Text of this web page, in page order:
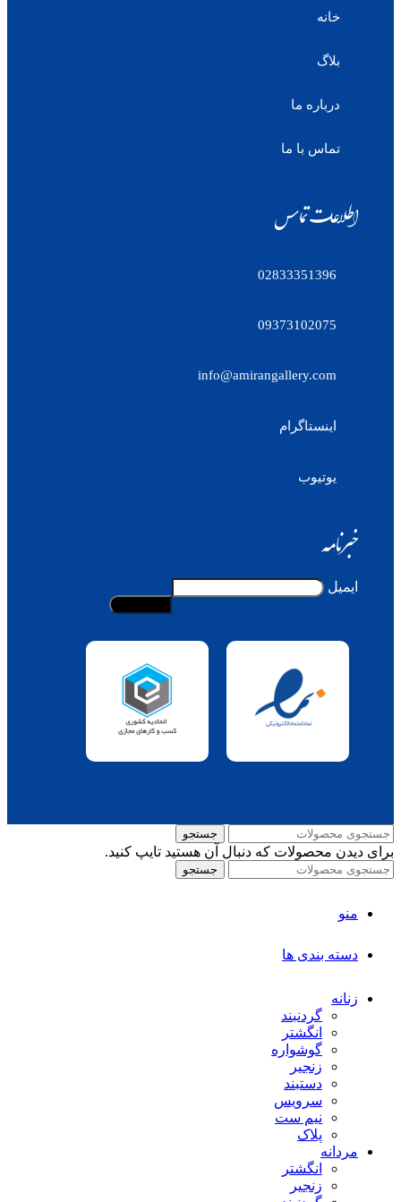
خانه
بلاگ
درباره ما
تماس با ما
اطلاعات تماس
02833351396
09373102075
info@amirangallery.com
اینستاگرام
یوتیوب
خبرنامه
ایمیل
جستجو
برای دیدن محصولات که دنبال آن هستید تایپ کنید.
جستجو
منو
دسته بندی ها
زنانه
گردنبند
انگشتر
گوشواره
زنجیر
دستبند
سرویس
نیم ست
پلاک
مردانه
انگشتر
زنجیر